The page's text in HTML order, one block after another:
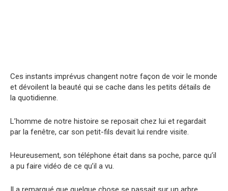
Ces instants imprévus changent notre façon de voir le monde
et dévoilent la beauté qui se cache dans les petits détails de
la quotidienne.
L’homme de notre histoire se reposait chez lui et regardait
par la fenêtre, car son petit-fils devait lui rendre visite.
Heureusement, son téléphone était dans sa poche, parce qu’il
a pu faire vidéo de ce qu’il a vu.